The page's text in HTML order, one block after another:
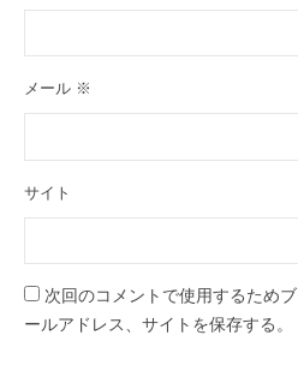
メール ※
サイト
次回のコメントで使用するため
ールアドレス、サイトを保存する。